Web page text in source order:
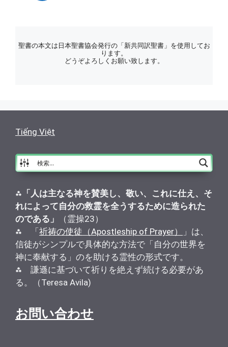
聖書の本文は日本聖書協会発行の「新共同訳聖書」を使用してお
ります。
どうぞよろしくお願い致します。
Tiếng Việt
⁂ 「人は主なる神を賛美し、敬い、これに仕え、そ
れによって自分の救霊を全うするために造られた
のである」
（霊操23）
⁂ 「祈祷の使徒（Apostleship of Prayer）
」は、
信徒がシンプルで具体的な方法で「自分の世界を
神に奉献する」のを助ける霊性の形式です。
⁂ 謙遜に基づいて祈りを絶えず続ける必要があ
る。（Teresa Avila)
お問い合わせ